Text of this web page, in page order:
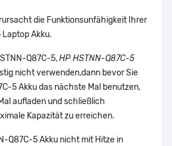
die Funktionsunfähigkeit Ihrer
Laptop Akku.
Q87C-5,HP HSTNN-Q87C-5
nicht verwenden,dann bevor Sie
5 Akku das nächste Mal benutzen,
aufladen und schließlich
Kapazität zu erreichen.
Q87C-5 Akku nicht mit Hitze in